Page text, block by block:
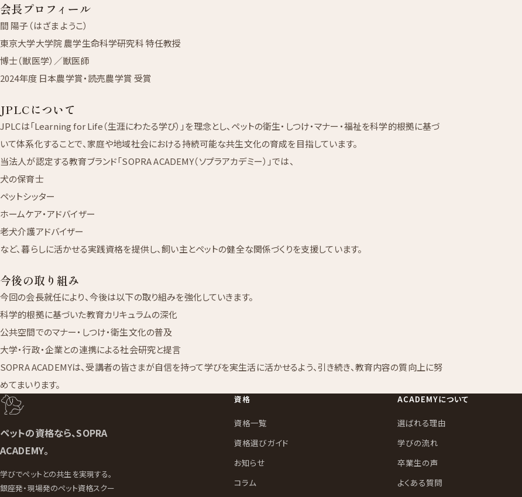
会長プロフィール
間 陽子（はざま ようこ）
東京大学大学院 農学生命科学研究科 特任教授
博士（獣医学）／獣医師
2024年度 日本農学賞・読売農学賞 受賞
JPLCについて
JPLCは「Learning for Life（生涯にわたる学び）」を理念とし、ペットの衛生・しつけ・マナー・福祉を科学的根拠に基づ
いて体系化することで、家庭や地域社会における持続可能な共生文化の育成を目指しています。
当法人が認定する教育ブランド「SOPRA ACADEMY（ソプラアカデミー）」では、
犬の保育士
ペットシッター
ホームケア・アドバイザー
老犬介護アドバイザー
など、暮らしに活かせる実践資格を提供し、飼い主とペットの健全な関係づくりを支援しています。
今後の取り組み
今回の会長就任により、今後は以下の取り組みを強化していきます。
科学的根拠に基づいた教育カリキュラムの深化
公共空間でのマナー・しつけ・衛生文化の普及
大学・行政・企業との連携による社会研究と提言
SOPRA ACADEMYは、受講者の皆さまが自信を持って学びを実生活に活かせるよう、引き続き、教育内容の質向上に努
めてまいります。
ペットの資格なら、SOPRA
ACADEMY。
学びでペットとの共生を実現する。
銀座発・現場発のペット資格スクー
資格
資格一覧
資格選びガイド
お知らせ
コラム
ACADEMYについて
選ばれる理由
学びの流れ
卒業生の声
よくある質問